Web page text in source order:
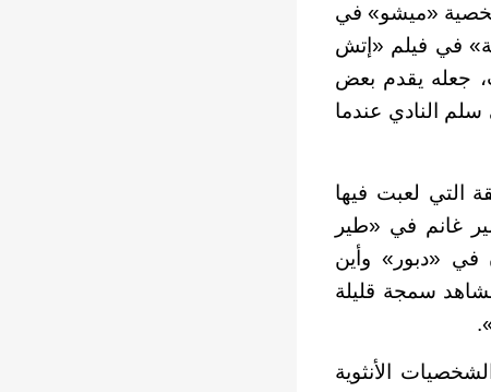
«ميشو» في
في فيلم «إتش
جعله يقدم بعض
سلم النادي عندما
التي لعبت فيها
غانم في «طير
في «دبور» وأين
سمجة قليلة
الأنثوية